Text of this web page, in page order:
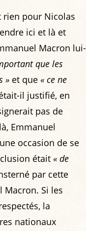
rien pour Nicolas
ici et là et
Macron lui-
que les
» et que « ce ne
il justifié, en
pas de
Emmanuel
occasion de se
était « de
par cette
Macron. Si les
la
nationaux